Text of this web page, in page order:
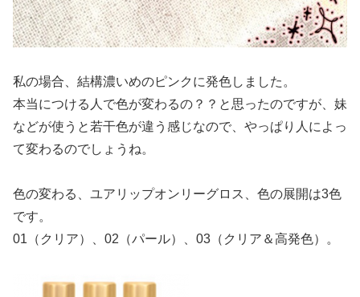
私の場合、結構濃いめのピンクに発色しました。
本当につける人で色が変わるの？？と思ったのですが、妹
などが使うと若干色が違う感じなので、やっぱり人によっ
て変わるのでしょうね。
色の変わる、ユアリップオンリーグロス、色の展開は3色
です。
01（クリア）、02（パール）、03（クリア＆高発色）。